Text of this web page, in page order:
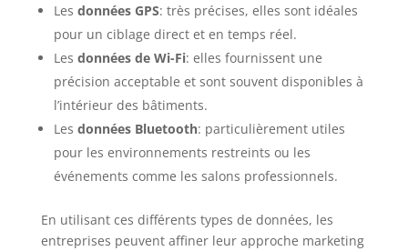
Les données GPS: très précises, elles sont idéales
pour un ciblage direct et en temps réel.
Les données de Wi-Fi: elles fournissent une
précision acceptable et sont souvent disponibles à
l’intérieur des bâtiments.
Les données Bluetooth: particulièrement utiles
pour les environnements restreints ou les
événements comme les salons professionnels.
En utilisant ces différents types de données, les
entreprises peuvent affiner leur approche marketing